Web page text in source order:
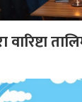
वारिष्टा